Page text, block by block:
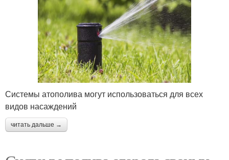
Системы атополива могут использоваться для всех
видов насаждений
читать дальше →